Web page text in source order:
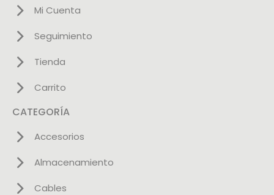
Mi Cuenta
Seguimiento
Tienda
Carrito
CATEGORÍA
Accesorios
Almacenamiento
Cables